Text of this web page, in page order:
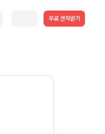
무료 견적받기